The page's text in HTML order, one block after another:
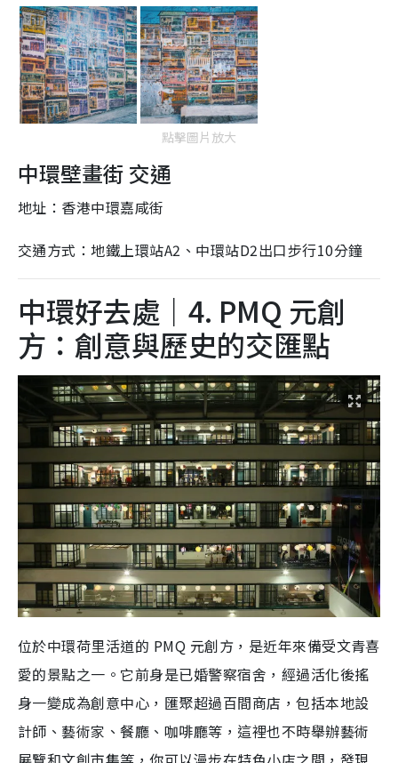
點擊圖片放大
中環壁畫街 交通
地址：香港中環嘉咸街
交通方式：地鐵上環站A2、中環站D2出口步行10分鐘
中環好去處｜4. PMQ 元創
方：創意與歷史的交匯點
位於中環荷里活道的 PMQ 元創方，是近年來備受文青喜
愛的景點之一。它前身是已婚警察宿舍，經過活化後搖
身一變成為創意中心，匯聚超過百間商店，包括本地設
計師、藝術家、餐廳、咖啡廳等，這裡也不時舉辦藝術